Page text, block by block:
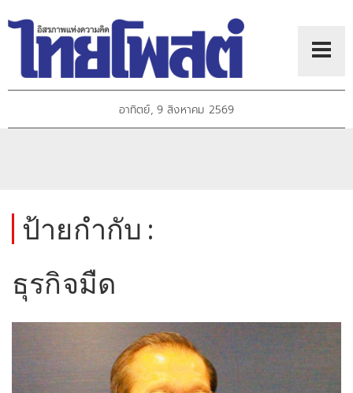
อาทิตย์, 9 สิงหาคม 2569
ป้ายกำกับ :
ธุรกิจมืด